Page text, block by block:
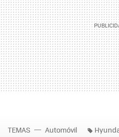
TEMAS Automóvil